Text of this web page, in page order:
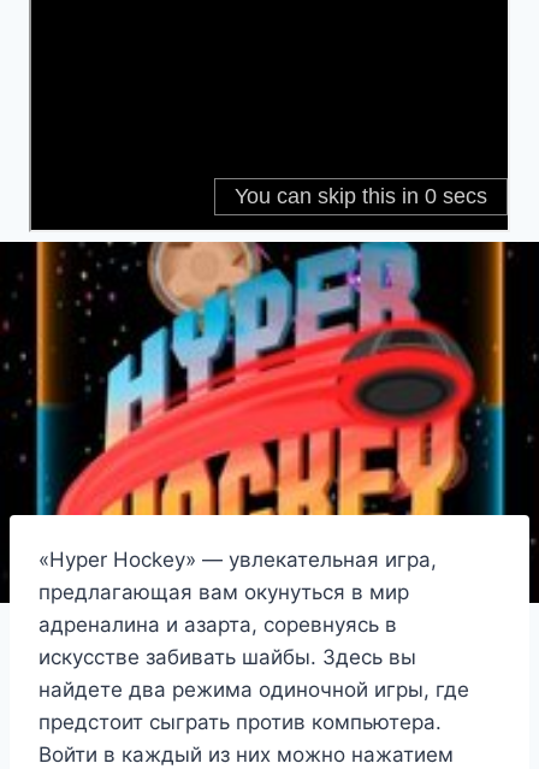
«Hyper Hockey» — увлекательная игра,
предлагающая вам окунуться в мир
адреналина и азарта, соревнуясь в
искусстве забивать шайбы. Здесь вы
найдете два режима одиночной игры, где
предстоит сыграть против компьютера.
Войти в каждый из них можно нажатием